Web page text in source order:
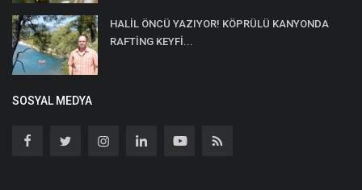
HALİL ÖNCÜ YAZIYOR! KÖPRÜLÜ KANYONDA
RAFTİNG KEYFİ...
SOSYAL MEDYA